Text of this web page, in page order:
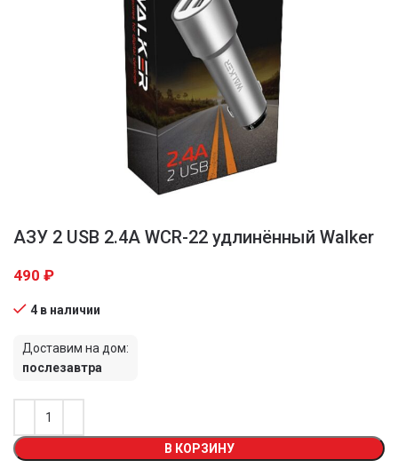
AЗУ 2 USB 2.4A WCR-22 удлинённый Walker
490 ₽
4 в наличии
Доставим на дом:
послезавтра
В КОРЗИНУ